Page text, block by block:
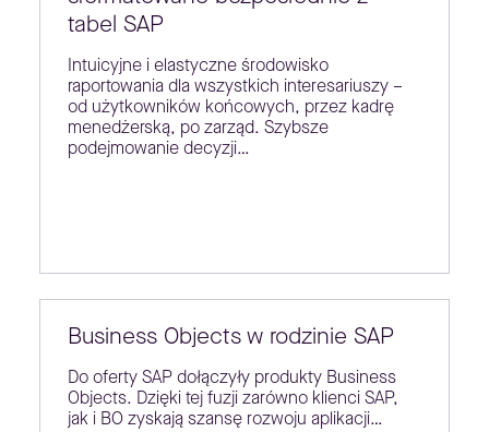
tabel SAP
Intuicyjne i elastyczne środowisko
raportowania dla wszystkich interesariuszy –
od użytkowników końcowych, przez kadrę
menedżerską, po zarząd. Szybsze
podejmowanie decyzji…
Business Objects w rodzinie SAP
Do oferty SAP dołączyły produkty Business
Objects. Dzięki tej fuzji zarówno klienci SAP,
jak i BO zyskają szansę rozwoju aplikacji…